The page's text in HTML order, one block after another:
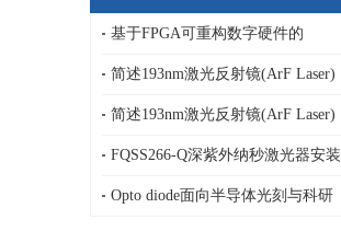
基于FPGA可重构数字硬件的
NanoMagnetics hpSPM高性能原子力
显微镜控制器
简述193nm激光反射镜(ArF Laser)
损伤阈值、反射率以及氟化物膜_德
国LAYERTEC
简述193nm激光反射镜(ArF Laser)
损伤阈值、反射率以及氟化物膜_德
国LAYERTEC
FQSS266-Q深紫外纳秒激光器安装
交付，FQSS266-Q2开箱/激光器开
Opto diode面向半导体光刻与科研